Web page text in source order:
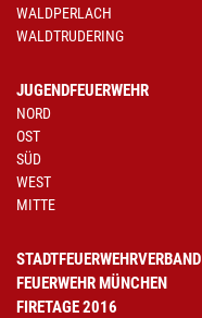
WALDPERLACH
WALDTRUDERING
JUGENDFEUERWEHR
NORD
OST
SÜD
WEST
MITTE
STADTFEUERWEHRVERBAND
FEUERWEHR MÜNCHEN
FIRETAGE 2016